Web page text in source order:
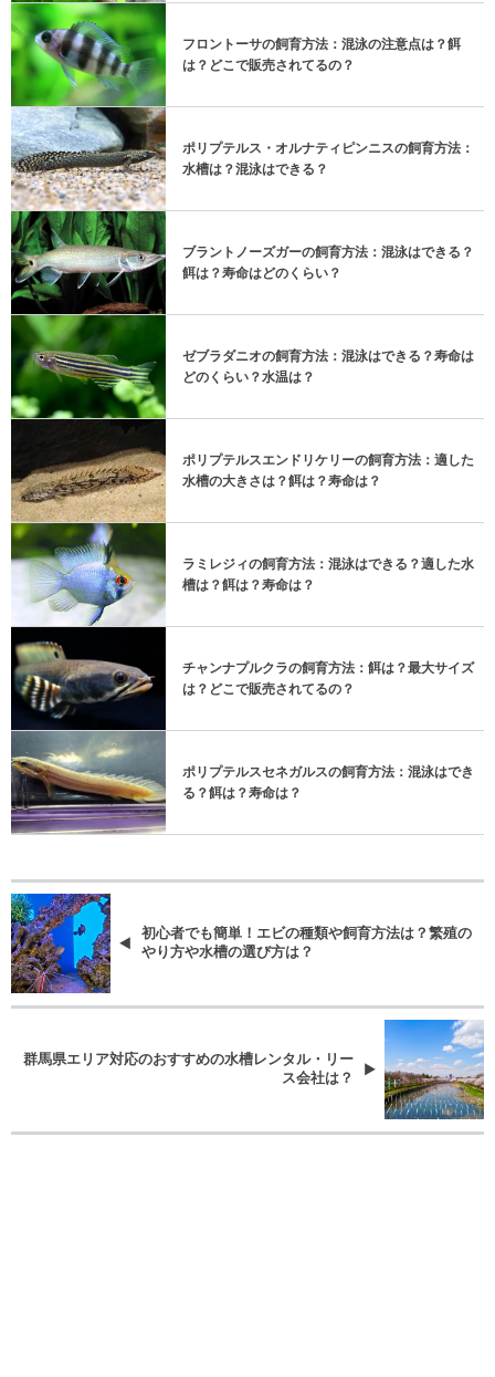
フロントーサの飼育方法：混泳の注意点は？餌
は？どこで販売されてるの？
ポリプテルス・オルナティピンニスの飼育方法：
水槽は？混泳はできる？
ブラントノーズガーの飼育方法：混泳はできる？
餌は？寿命はどのくらい？
ゼブラダニオの飼育方法：混泳はできる？寿命は
どのくらい？水温は？
ポリプテルスエンドリケリーの飼育方法：適した
水槽の大きさは？餌は？寿命は？
ラミレジィの飼育方法：混泳はできる？適した水
槽は？餌は？寿命は？
チャンナプルクラの飼育方法：餌は？最大サイズ
は？どこで販売されてるの？
ポリプテルスセネガルスの飼育方法：混泳はでき
る？餌は？寿命は？
初心者でも簡単！エビの種類や飼育方法は？繁殖の
やり方や水槽の選び方は？
群馬県エリア対応のおすすめの水槽レンタル・リー
ス会社は？